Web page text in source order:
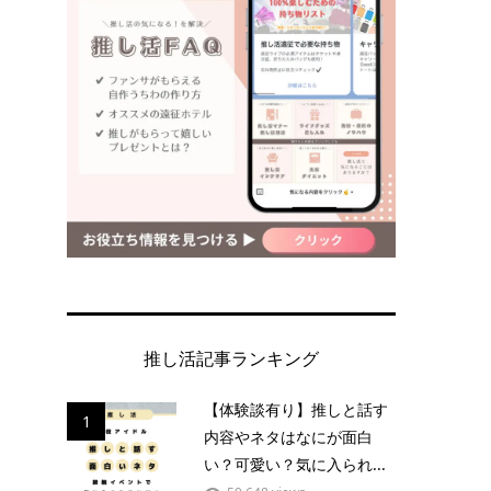
推し活記事ランキング
1
【体験談有り】推しと話す
内容やネタはなにが面白
い？可愛い？気に入られ...